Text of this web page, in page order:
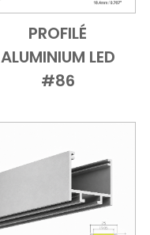
Add to Cart
Vue
PROFILÉ
ALUMINIUM LED
#86